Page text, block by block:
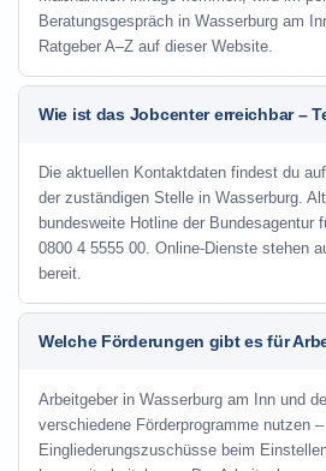
Beratungsgespräch in Wasserburg am
Ratgeber A–Z auf dieser Website.
Wie ist das Jobcenter erreichbar –
Die aktuellen Kontaktdaten findest du
der zuständigen Stelle in Wasserburg.
bundesweite Hotline der Bundesagentur
0800 4 5555 00. Online-Dienste stehen
bereit.
Welche Förderungen gibt es für
Arbeitgeber in Wasserburg am Inn und
verschiedene Förderprogramme nutzen
Eingliederungszuschüsse beim